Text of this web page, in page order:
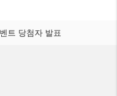
트 당첨자 발표